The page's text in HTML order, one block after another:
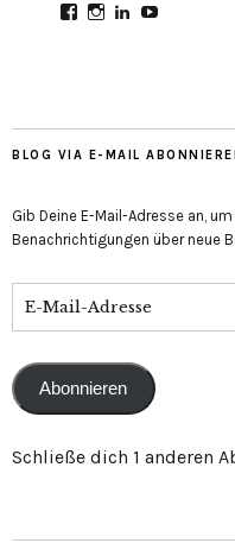
ProfilProfilProfil
LinkedIn
Profil
BLOG VIA E-MAIL
Gib Deine E-Mail-Adresse an,
Benachrichtigungen über neue
Mail-
Abonnieren
Schließe dich 1 anderen